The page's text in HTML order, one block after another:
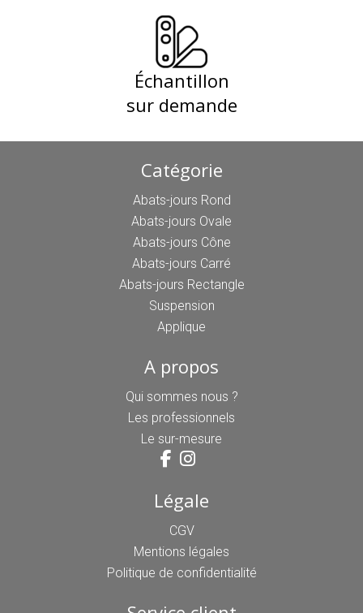
Échantillon
sur demande
Catégorie
Abats-jours Rond
Abats-jours Ovale
Abats-jours Cône
Abats-jours Carré
Abats-jours Rectangle
Suspension
Applique
A propos
Qui sommes nous ?
Les professionnels
Le sur-mesure
Légale
CGV
Mentions légales
Politique de confidentialité